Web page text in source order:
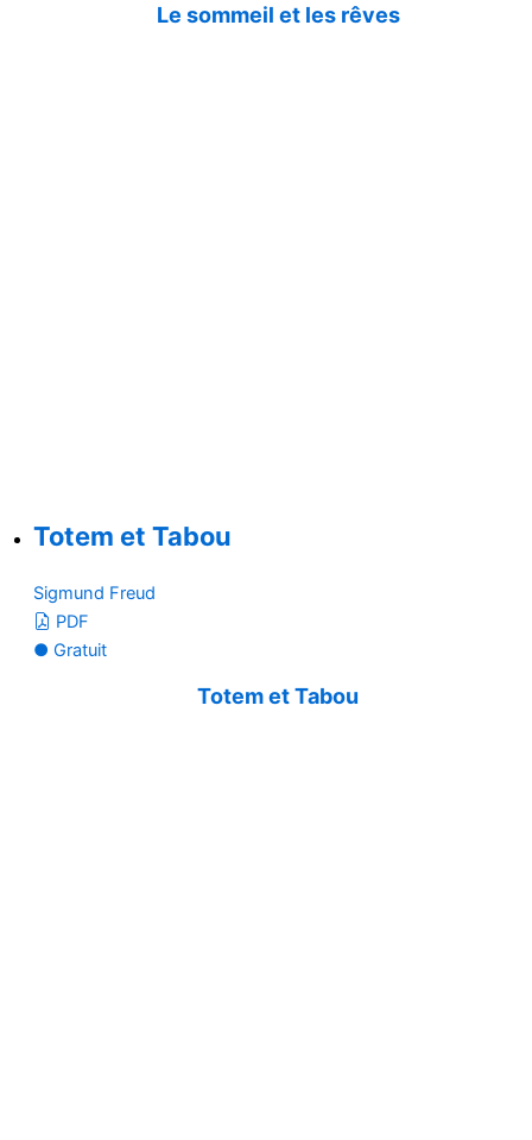
Le sommeil et les rêves
Totem et Tabou
Sigmund Freud
PDF
● Gratuit
Totem et Tabou